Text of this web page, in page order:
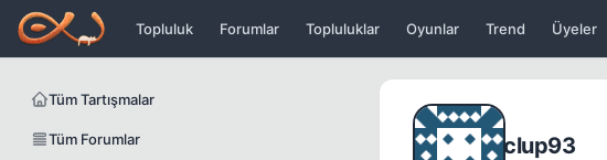
Icerige atla
Topluluk Forumlar Topluluklar Oyunlar Trend Üyeler
Tüm Tartışmalar
Tüm Forumlar clup93